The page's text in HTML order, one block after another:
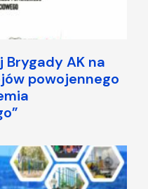
Brygady AK na
powojennego